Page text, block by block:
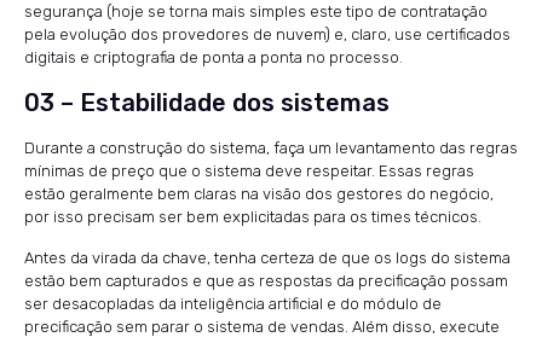
segurança (hoje se torna mais simples este tipo de contratação
pela evolução dos provedores de nuvem) e, claro, use certificados
digitais e criptografia de ponta a ponta no processo.
03 – Estabilidade dos sistemas
Durante a construção do sistema, faça um levantamento das regras
mínimas de preço que o sistema deve respeitar. Essas regras
estão geralmente bem claras na visão dos gestores do negócio,
por isso precisam ser bem explicitadas para os times técnicos.
Antes da virada da chave, tenha certeza de que os logs do sistema
estão bem capturados e que as respostas da precificação possam
ser desacopladas da inteligência artificial e do módulo de
precificação sem parar o sistema de vendas. Além disso, execute